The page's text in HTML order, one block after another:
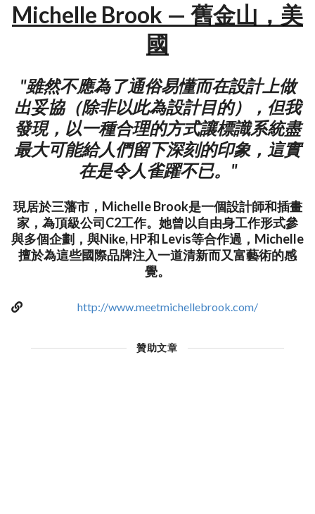
Michelle Brook — 舊金山，美
國
"雖然不應為了通俗易懂而在設計上做
出妥協（除非以此為設計目的），但我
發現，以一種合理的方式讓標識系統盡
最大可能給人們留下深刻的印象，這實
在是令人雀躍不已。"
現居於三藩市，Michelle Brook是一個設計師和插畫
家，為頂級公司C2工作。她曾以自由身工作形式參
與多個企劃，與Nike, HP和 Levis等合作過，Michelle
擅於為這些國際品牌注入一道清新而又富藝術的感
覺。
http://www.meetmichellebrook.com/
贊助文章